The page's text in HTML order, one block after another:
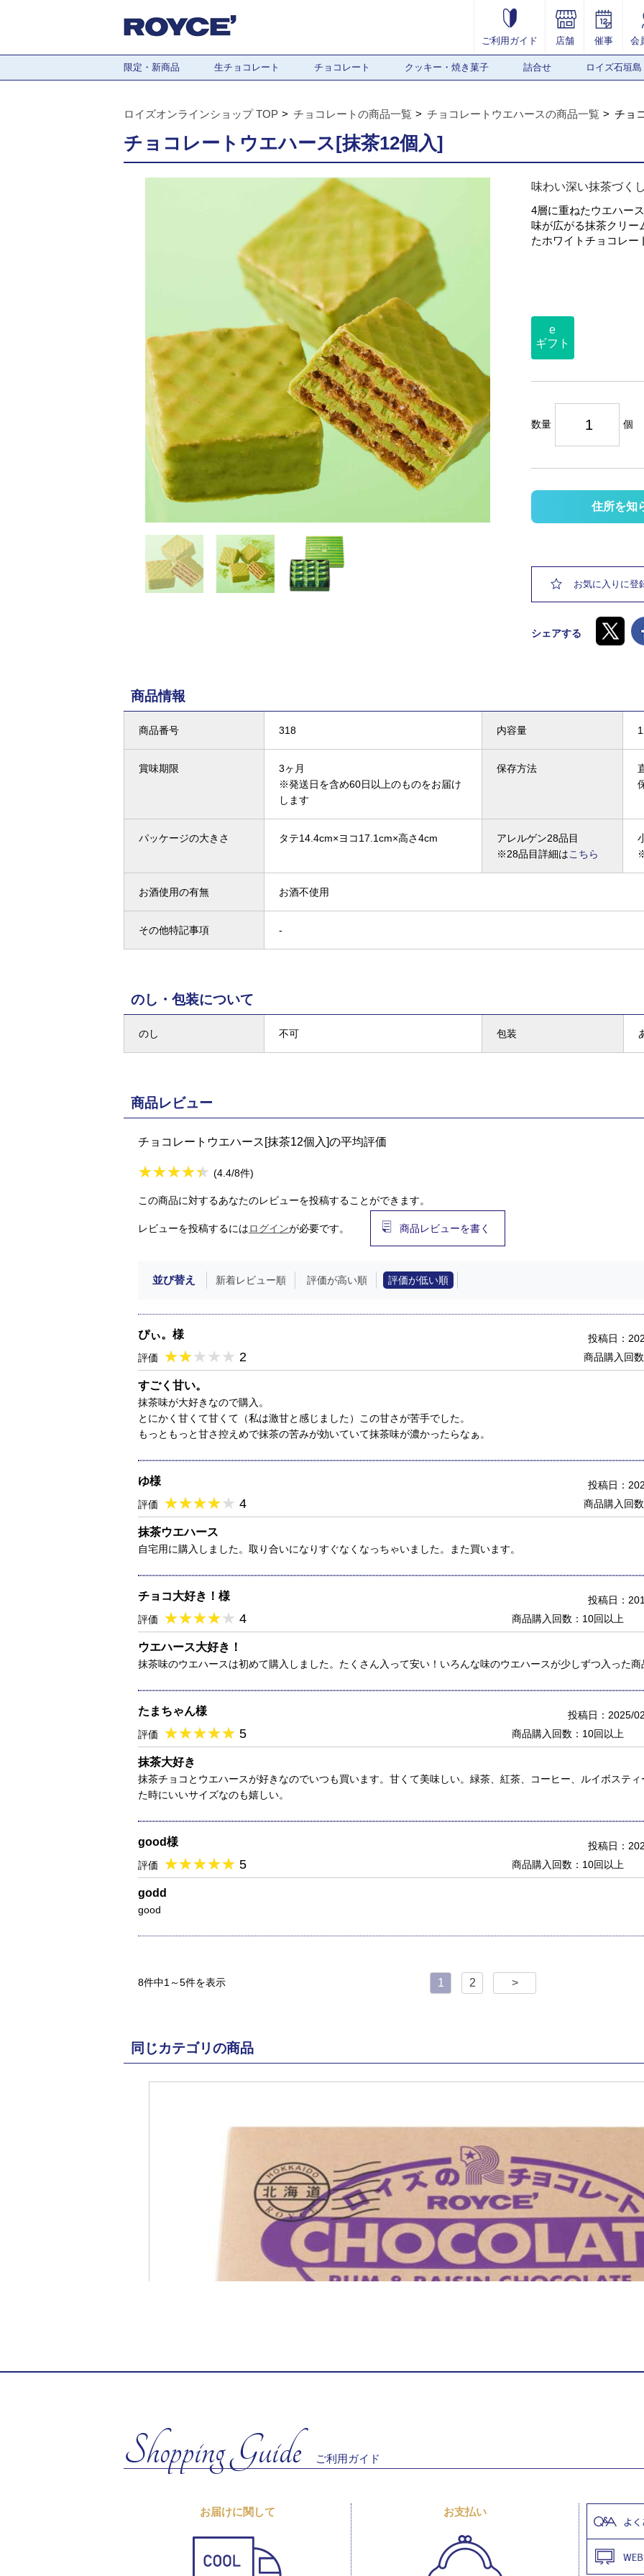
ご利用ガイド 店舗 催事 会
限定・新商品 生チョコレート チョコレート クッキー・焼き菓子 詰合せ ロイズ石垣島
ロイズオンラインショップ TOP チョコレートの商品一覧 チョコレートウエハースの商品一覧 チョ
チョコレートウエハース[抹茶12個入]
味わい深い抹茶づく
4層に重ねたウエハー
味が広がる抹茶クリー
たホワイトチョコレー
e
ギフト
数量 個
住所を知
お気に入りに登
シェアする
商品情報
商品番号 318 内容量
賞味期限
3ヶ月
※発送日を含め60日以上のものをお届け
します
保存方法
パッケージの大きさ タテ14.4cm×ヨコ17.1cm×高さ4cm
アレルゲン28品目
※28品目詳細はこちら
お酒使用の有無 お酒不使用
その他特記事項 -
のし・包装について
のし 不可 包装
商品レビュー
チョコレートウエハース[抹茶12個入]の平均評価
★★★★★
★★★★★ (4.4/8件)
この商品に対するあなたのレビューを投稿することができます。
レビューを投稿するにはログインが必要です。 商品レビューを書く
並び替え 新着レビュー順 評価が高い順 評価が低い順
ぴぃ。様
評価 ★★★★★
★★★★★ 2
投稿日：
商品購入回
すごく甘い。
抹茶味が大好きなので購入。
とにかく甘くて甘くて（私は激甘と感じました）この甘さが苦手でした。
もっともっと甘さ控えめで抹茶の苦みが効いていて抹茶味が濃かったらなぁ。
ゆ様
評価 ★★★★★
★★★★★ 4
投稿日：
商品購入回
抹茶ウエハース
自宅用に購入しました。取り合いになりすぐなくなっちゃいました。また買います。
チョコ大好き！様
評価 ★★★★★
★★★★★ 4
投稿日：
商品購入回数：10回以上
ウエハース大好き！
抹茶味のウエハースは初めて購入しました。たくさん入って安い！いろんな味のウエハースが少しずつ入った
たまちゃん様
評価 ★★★★★
★★★★★ 5
投稿日：2025/
商品購入回数：10回以上
抹茶大好き
抹茶チョコとウエハースが好きなのでいつも買います。甘くて美味しい。緑茶、紅茶、コーヒー、ルイボステ
た時にいいサイズなのも嬉しい。
good様
評価 ★★★★★
★★★★★ 5
投稿日：
商品購入回数：10回以上
godd
good
8件中1～5件を表示 1 2 >
同じカテゴリの商品
Shopping Guide ご利用ガイド
お届けに関して お支払い